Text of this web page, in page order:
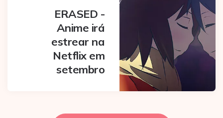
ERASED -
Anime irá
estrear na
Netflix em
setembro